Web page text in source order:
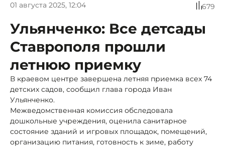
01 августа 2025, 12:04 679
Ульянченко: Все детсады
Ставрополя прошли
летнюю приемку
В краевом центре завершена летняя приемка всех 74
детских садов, сообщил глава города Иван
Ульянченко.
Межведомственная комиссия обследовала
дошкольные учреждения, оценила санитарное
состояние зданий и игровых площадок, помещений,
организацию питания, готовность к зиме, работу